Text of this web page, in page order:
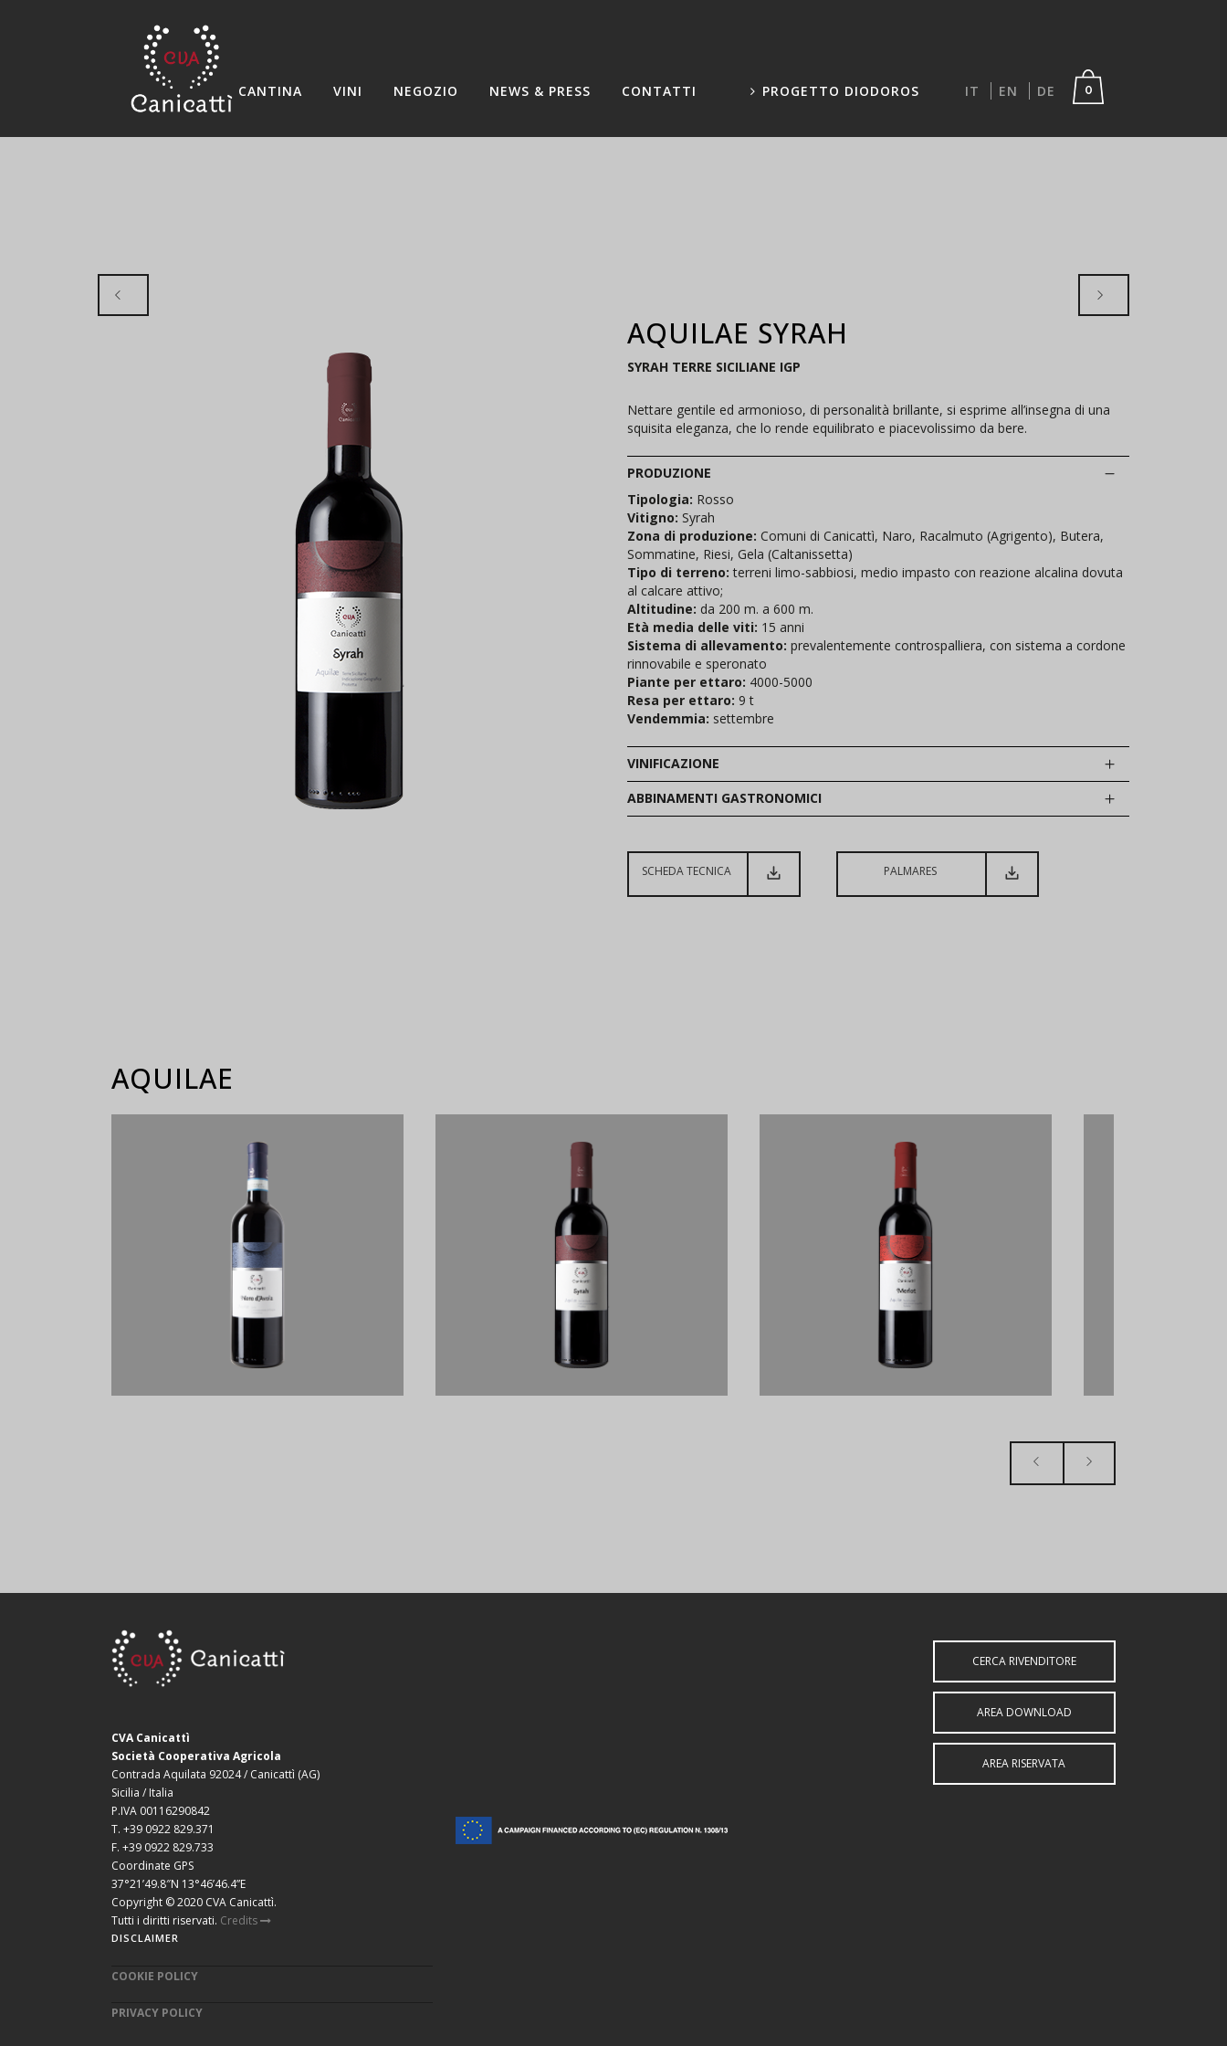
0
CANTINA VINI NEGOZIO NEWS & PRESS CONTATTI PROGETTO DIODOROS IT EN DE
AQUILAE SYRAH
SYRAH TERRE SICILIANE IGP
Nettare gentile ed armonioso, di personalità brillante, si esprime all’insegna di una
squisita eleganza, che lo rende equilibrato e piacevolissimo da bere.
PRODUZIONE
Tipologia: Rosso
Vitigno: Syrah
Zona di produzione: Comuni di Canicattì, Naro, Racalmuto (Agrigento), Butera,
Sommatine, Riesi, Gela (Caltanissetta)
Tipo di terreno:terreni limo-sabbiosi, medio impasto con reazione alcalina dovuta
al calcare attivo;
Altitudine: da 200 m. a 600 m.
Età media delle viti: 15 anni
Sistema di allevamento: prevalentemente controspalliera, con sistema a cordone
rinnovabile e speronato
Piante per ettaro: 4000-5000
Resa per ettaro: 9 t
Vendemmia: settembre
VINIFICAZIONE
ABBINAMENTI GASTRONOMICI
SCHEDA TECNICA PALMARES
AQUILAE
CVA Canicattì
Società Cooperativa Agricola
Contrada Aquilata 92024 / Canicattì (AG)
Sicilia / Italia
P.IVA 00116290842
T. +39 0922 829.371
F. +39 0922 829.733
Coordinate GPS
37°21’49.8″N 13°46’46.4”E
Copyright © 2020 CVA Canicattì.
Tutti i diritti riservati. Credits
DISCLAIMER
COOKIE POLICY
PRIVACY POLICY
CERCA RIVENDITORE
AREA DOWNLOAD
AREA RISERVATA